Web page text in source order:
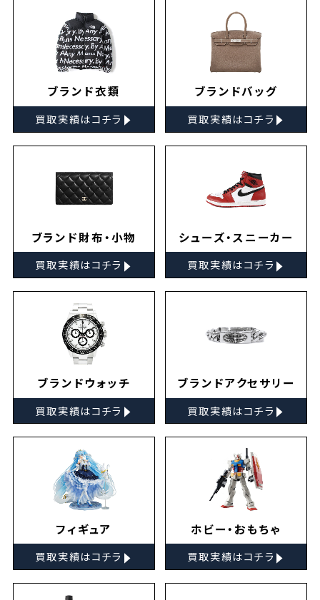
ブランド衣類
買取実績はコチラ ▸
ブランドバッグ
買取実績はコチラ ▸
ブランド財布・小物
買取実績はコチラ ▸
シューズ・スニーカー
買取実績はコチラ ▸
ブランドウォッチ
買取実績はコチラ ▸
ブランドアクセサリー
買取実績はコチラ ▸
フィギュア
買取実績はコチラ ▸
ホビー・おもちゃ
買取実績はコチラ ▸